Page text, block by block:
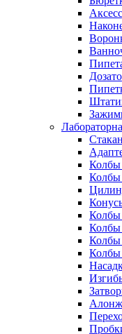
Колбы
Колбы
Колбы
Колбы
Колбы
Колбы